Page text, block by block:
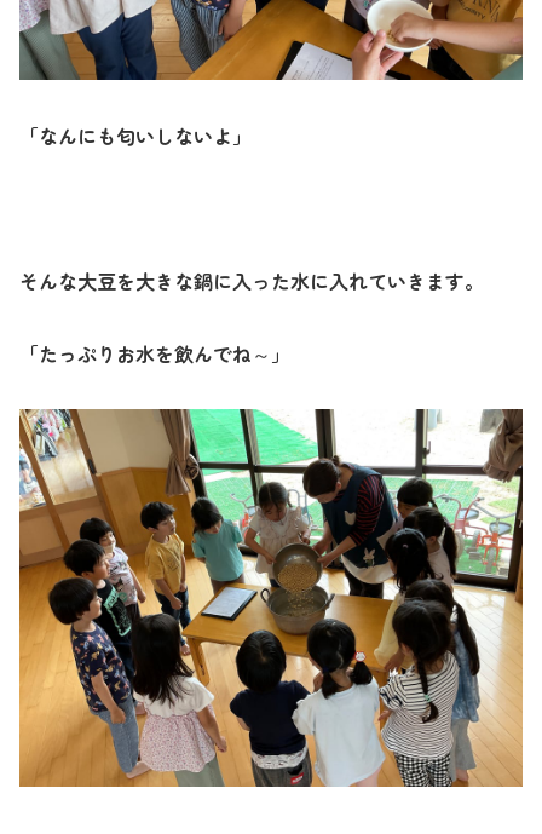
「なんにも匂いしないよ」
そんな大豆を大きな鍋に入った水に入れていきます。
「たっぷりお水を飲んでね～」